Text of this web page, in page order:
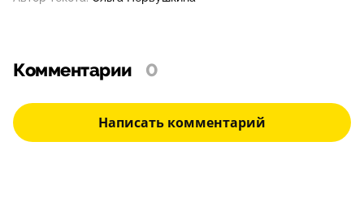
Комментарии 0
Написать комментарий